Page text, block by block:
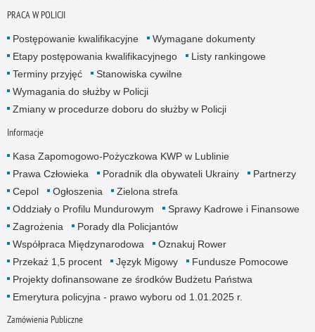
PRACA W POLICJI
Postępowanie kwalifikacyjne
Wymagane dokumenty
Etapy postępowania kwalifikacyjnego
Listy rankingowe
Terminy przyjęć
Stanowiska cywilne
Wymagania do służby w Policji
Zmiany w procedurze doboru do służby w Policji
Informacje
Kasa Zapomogowo-Pożyczkowa KWP w Lublinie
Prawa Człowieka
Poradnik dla obywateli Ukrainy
Partnerzy
Cepol
Ogłoszenia
Zielona strefa
Oddziały o Profilu Mundurowym
Sprawy Kadrowe i Finansowe
Zagrożenia
Porady dla Policjantów
Współpraca Międzynarodowa
Oznakuj Rower
Przekaż 1,5 procent
Język Migowy
Fundusze Pomocowe
Projekty dofinansowane ze środków Budżetu Państwa
Emerytura policyjna - prawo wyboru od 1.01.2025 r.
Zamówienia Publiczne